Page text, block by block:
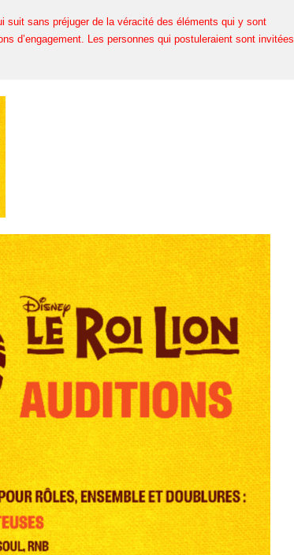
suit sans préjuger de la véracité des éléments qui y sont
d’engagement. Les personnes qui postuleraient sont invitées